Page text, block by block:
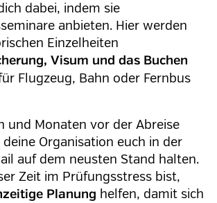
dabei, indem sie
anbieten. Hier werden
Einzelheiten
Visum und das Buchen
Flugzeug, Bahn oder Fernbus
und Monaten vor der Abreise
Organisation euch in der
auf dem neusten Stand halten.
Zeit im Prüfungsstress bist,
Planung helfen, damit sich